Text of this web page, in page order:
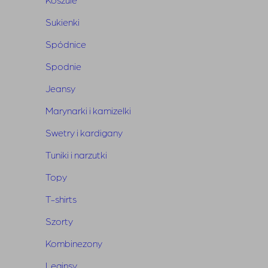
Sukienki
Spódnice
Spodnie
Jeansy
Marynarki i kamizelki
Swetry i kardigany
Tuniki i narzutki
Topy
T-shirts
Szorty
Kombinezony
Leginsy
Kolor:czarny
biuście 76 cm
Skład:100% bawełna
Powiązane produkty